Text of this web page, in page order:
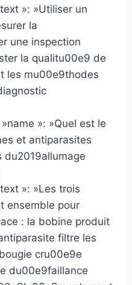
»: »Utiliser un
la
une inspection
la qualitu00e9 de
les mu00e9thodes
»: »Quel est le
et antiparasites
du2019allumage
»: »Les trois
ensemble pour
: la bobine produit
filtre les
cru00e9e
du00e9faillance